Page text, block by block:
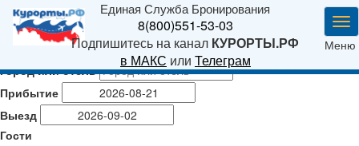
Единая Служба Бронирования
8(800)551-53-03
Подпишитесь на канал КУРОРТЫ.РФ
в МАКС или Телеграм
Меню
Город или отель
Прибытие
Выезд
Гости